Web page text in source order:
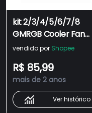
kit 2/3/4/5/6/7/8
GMRGB Cooler Fan
Com Led Colorido
Ventoinha Para
Computador chassis
Ajustar 120mm
Silencioso + Controle
vendido por Shopee
R$ 85,99
mais de 2 anos
Ver histórico